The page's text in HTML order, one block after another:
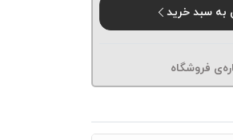
به سبد خرید
فروشگاه